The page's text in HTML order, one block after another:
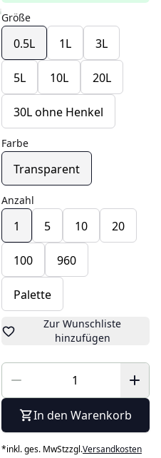
Größe
0.5L 1L 3L
5L 10L 20L
30L ohne Henkel
Farbe
Transparent
Anzahl
1 5 10 20
100 960
Palette
Zur Wunschliste
hinzufügen
In den Warenkorb
*inkl. ges. MwStzzgl.Versandkosten